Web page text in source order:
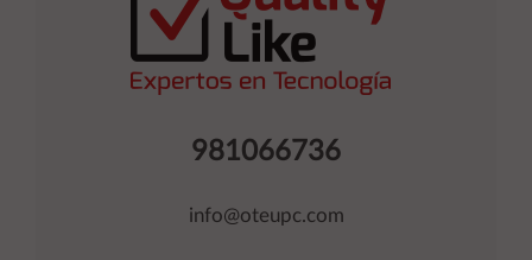
981066736
info@oteupc.com